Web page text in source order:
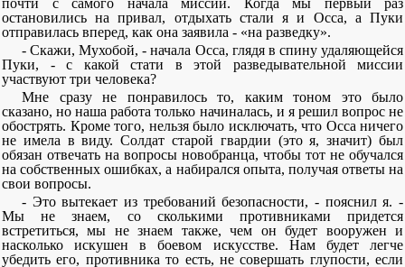
почти с самого начала миссии. Когда мы первый раз
остановились на привал, отдыхать стали я и Осса, а Пуки
отправилась вперед, как она заявила - «на разведку».
- Скажи, Мухобой, - начала Осса, глядя в спину удаляющейся
Пуки, - с какой стати в этой разведывательной миссии
участвуют три человека?
Мне сразу не понравилось то, каким тоном это было
сказано, но наша работа только начиналась, и я решил вопрос не
обострять. Кроме того, нельзя было исключать, что Осса ничего
не имела в виду. Солдат старой гвардии (это я, значит) был
обязан отвечать на вопросы новобранца, чтобы тот не обучался
на собственных ошибках, а набирался опыта, получая ответы на
свои вопросы.
- Это вытекает из требований безопасности, - пояснил я. -
Мы не знаем, со сколькими противниками придется
встретиться, мы не знаем также, чем он будет вооружен и
насколько искушен в боевом искусстве. Нам будет легче
убедить его, противника то есть, не совершать глупости, если